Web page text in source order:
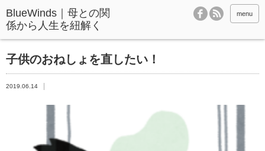
BlueWinds｜母との関
係から人生を紐解く
menu
子供のおねしょを直したい！
2019.06.14